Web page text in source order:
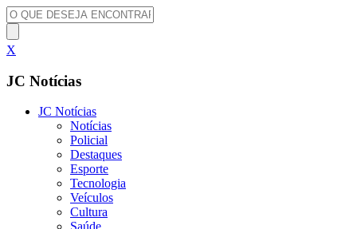
X
JC Notícias
JC Notícias
Notícias
Policial
Destaques
Esporte
Tecnologia
Veículos
Cultura